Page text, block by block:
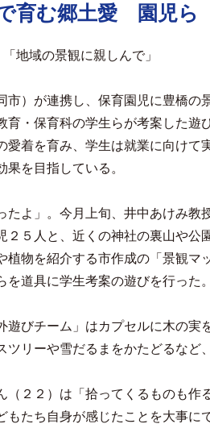
育む郷土愛 園児ら
地域の景観に親しんで」
）が連携し、保育園児に豊橋の
育・保育科の学生らが考案した遊
愛着を育み、学生は就業に向けて
果を目指している。
よ」。今月上旬、井中あけみ教
２５人と、近くの神社の裏山や公
植物を紹介する市作成の「景観マ
道具に学生考案の遊びを行った。
びチーム」はカプセルに木の実
ツリーや雪だるまをかたどるなど
２２）は「拾ってくるものも作
もたち自身が感じたことを大事に